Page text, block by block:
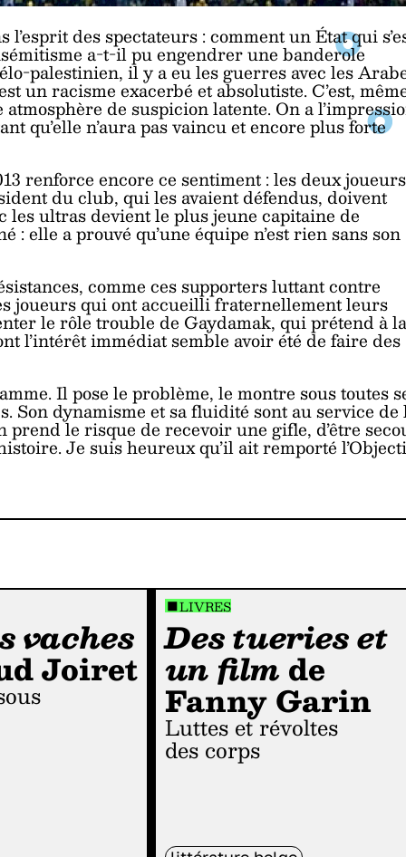
des spectateurs : comment un État qui
a-t-il pu engendrer une banderole
palestinien, il y a eu les guerres avec les
un racisme exacerbé et absolutiste. C’est,
de suspicion latente. On a
qu’elle n’aura pas vaincu et encore plus forte
renforce encore ce sentiment : les deux joueurs
du club, qui les avaient défendus, doivent
les ultras devient le plus jeune capitaine de
elle a prouvé qu’une équipe n’est rien sans son
comme ces supporters luttant contre
joueurs qui ont accueilli fraternellement leurs
le rôle trouble de Gaydamak, qui prétend à la
l’intérêt immédiat semble avoir été de faire des
Il pose le problème, le montre sous toutes
Son dynamisme et sa fluidité sont au service de
le risque de recevoir une gifle, d’être
Je suis heureux qu’il ait remporté
vaches
Joiret
LIVRES
Des tueries et
un filmde
Fanny Garin
Luttes et révoltes
des corps